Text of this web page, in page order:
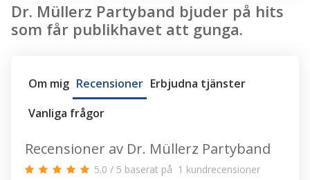
Dr. Müllerz Partyband bjuder på hits
som får publikhavet att gunga.
Om mig Recensioner Erbjudna tjänster
Vanliga frågor
Recensioner av Dr. Müllerz Partyband
5.0 / 5 baserat på 1 kundrecensioner